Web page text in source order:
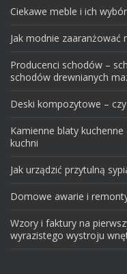
Ciekawe meble i ich wybór
Jak modnie zaaranżować
Producenci schodów –
schodów drewnianych
Deski kompozytowe –
Kamienne blaty
kuchni
Jak urządzić przytulną
Domowe awarie i
Wzory i faktury na
wyrazistego wystroju